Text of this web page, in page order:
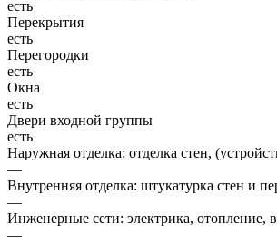
есть
Перекрытия
есть
Перегородки
есть
Окна
есть
Двери входной группы
есть
Наружная отделка: отделка стен,
—
Внутренняя отделка: штукатурка стен и
—
Инженерные сети: электрика, отопление,
—